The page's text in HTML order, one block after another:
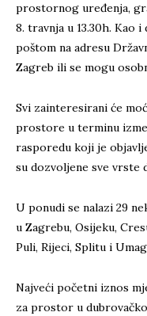
prostornog uređenja,
8. travnja u 13.30h. Kao
poštom na adresu
Zagreb ili se mogu
Svi zainteresirani će
prostore u terminu
rasporedu koji je
su dozvoljene sve vrste
U ponudi se nalazi 29
u Zagrebu, Osijeku,
Puli, Rijeci, Splitu i
Najveći početni iznos
za prostor u